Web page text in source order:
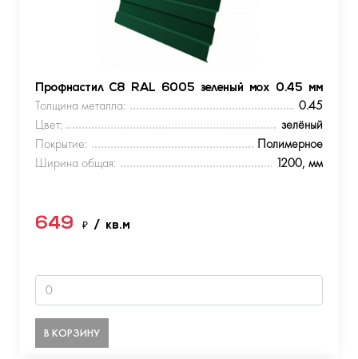
Профнастил С8 RAL 6005 зеленый мох 0.45 мм
Толщина металла:
0.45
Цвет:
зелёный
Покрытие:
Полимерное
Ширина общая:
1200, мм
649 ₽ / кв.м
В КОРЗИНУ